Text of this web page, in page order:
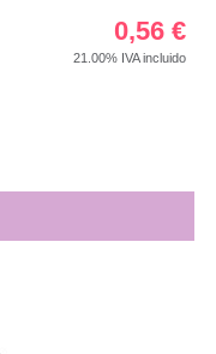
0,56 €
21.00% IVA incluido